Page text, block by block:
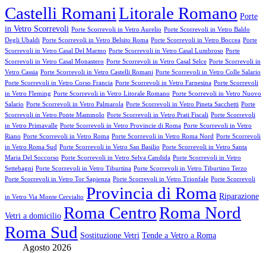
Castelli RomaniLitorale Romano Porte
in Vetro Scorrevoli Porte Scorrevoli in Vetro Aurelio Porte Scorrevoli in Vetro Baldo
Degli Ubaldi Porte Scorrevoli in Vetro Belsito Roma Porte Scorrevoli in Vetro Boccea Porte
Scorrevoli in Vetro Casal Del Marmo Porte Scorrevoli in Vetro Casal Lumbroso Porte
Scorrevoli in Vetro Casal Monastero Porte Scorrevoli in Vetro Casal Selce Porte Scorrevoli in
Vetro Cassia Porte Scorrevoli in Vetro Castelli Romani Porte Scorrevoli in Vetro Colle Salario
Porte Scorrevoli in Vetro Corso Francia Porte Scorrevoli in Vetro Farnesina Porte Scorrevoli
in Vetro Fleming Porte Scorrevoli in Vetro Litorale Romano Porte Scorrevoli in Vetro Nuovo
Salario Porte Scorrevoli in Vetro Palmarola Porte Scorrevoli in Vetro Pineta Sacchetti Porte
Scorrevoli in Vetro Ponte Mammolo Porte Scorrevoli in Vetro Prati Fiscali Porte Scorrevoli
in Vetro Primavalle Porte Scorrevoli in Vetro Provincie di Roma Porte Scorrevoli in Vetro
Riano Porte Scorrevoli in Vetro Roma Porte Scorrevoli in Vetro Roma Nord Porte Scorrevoli
in Vetro Roma Sud Porte Scorrevoli in Vetro San Basilio Porte Scorrevoli in Vetro Santa
Maria Del Soccorso Porte Scorrevoli in Vetro Selva Candida Porte Scorrevoli in Vetro
Settebagni Porte Scorrevoli in Vetro Tiburtina Porte Scorrevoli in Vetro Tiburtino Terzo
Porte Scorrevoli in Vetro Tor Sapienza Porte Scorrevoli in Vetro Trionfale Porte Scorrevoli
in Vetro Via Monte Cervialto Provincia di Roma Riparazione
Vetri a domicilio Roma CentroRoma Nord
Roma Sud Sostituzione Vetri Tende a Vetro a Roma
Agosto 2026